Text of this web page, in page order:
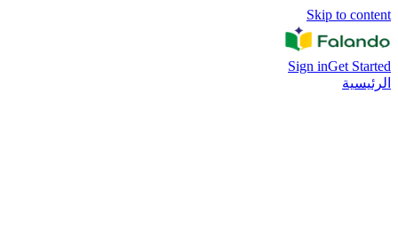
Skip to content
Sign inGet Started
الرئيسية